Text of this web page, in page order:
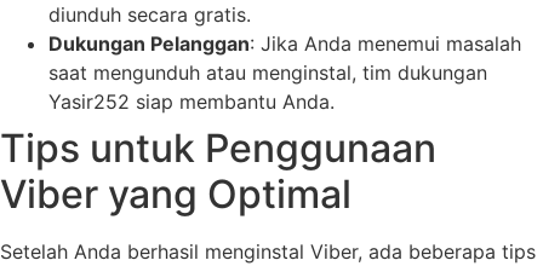
diunduh secara gratis.
Dukungan Pelanggan: Jika Anda menemui masalah
saat mengunduh atau menginstal, tim dukungan
Yasir252 siap membantu Anda.
Tips untuk Penggunaan
Viber yang Optimal
Setelah Anda berhasil menginstal Viber, ada beberapa tips